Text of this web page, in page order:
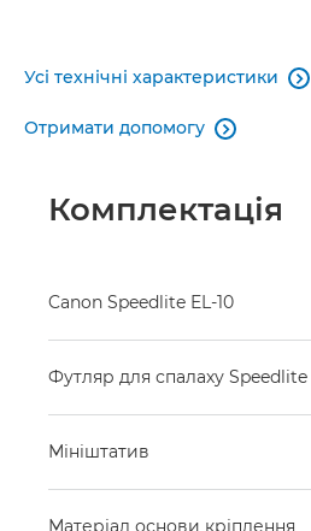
Усі технічні характеристики 
Отримати допомогу 
Комплектація
Canon Speedlite EL-10
Футляр для спалаху Speedlite
Мініштатив
Матеріал основи кріплення